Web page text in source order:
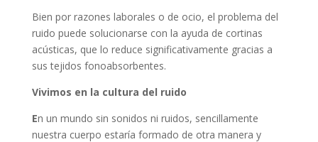
Bien por razones laborales o de ocio, el problema del
ruido puede solucionarse con la ayuda de cortinas
acústicas, que lo reduce significativamente gracias a
sus tejidos fonoabsorbentes.
Vivimos en la cultura del ruido
En un mundo sin sonidos ni ruidos, sencillamente
nuestra cuerpo estaría formado de otra manera y